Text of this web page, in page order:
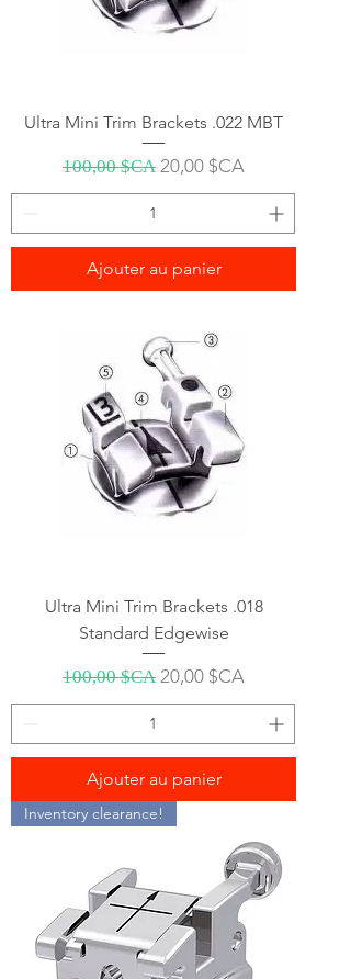
Ultra Mini Trim Brackets .022 MBT
Prix original
100,00 $CA Prix promotionnel
20,00 $CA
Ajouter au panier
Ultra Mini Trim Brackets .018
Standard Edgewise
Prix original
100,00 $CA Prix promotionnel
20,00 $CA
Ajouter au panier
Inventory clearance!